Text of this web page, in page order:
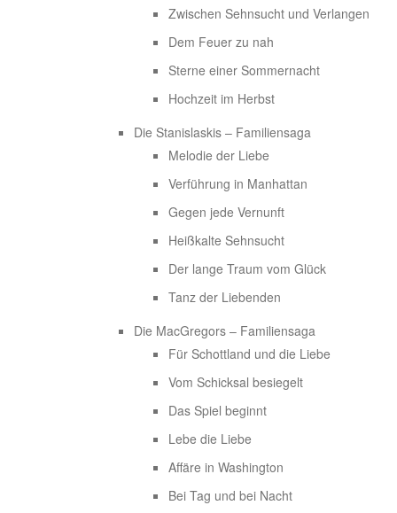
Zwischen Sehnsucht und Verlangen
Dem Feuer zu nah
Sterne einer Sommernacht
Hochzeit im Herbst
Die Stanislaskis – Familiensaga
Melodie der Liebe
Verführung in Manhattan
Gegen jede Vernunft
Heißkalte Sehnsucht
Der lange Traum vom Glück
Tanz der Liebenden
Die MacGregors – Familiensaga
Für Schottland und die Liebe
Vom Schicksal besiegelt
Das Spiel beginnt
Lebe die Liebe
Affäre in Washington
Bei Tag und bei Nacht